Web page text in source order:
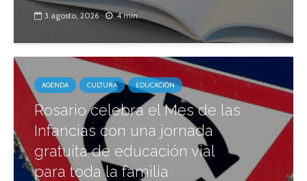
3 agosto, 2026 4 min.
AGENDA CULTURA EDUCACIÓN
Rosario celebra el Mes de las
Infancias con una jornada
gratuita de educación vial
para toda la familia